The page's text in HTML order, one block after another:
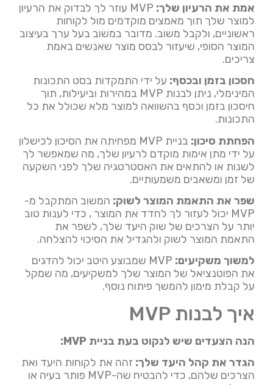
אמת את הרעיון שלך:
MVP עוזר לך לבדוק את הרעיון
למוצר שלך תוך מאמצים מוקדמים מול לקוחות
ראשוניים, ולקבל משוב. מדובר במשוב בעל ערך בעיצוב
המוצר הסופי, שיעזור לבסס מוצר שאנשים באמת
צריכים.
חסכון בזמן ובכסף: על ידי התמקדות בסט התכונות
המינימלי, ניתן לבנות MVP במהירות וביעילות, תוך
חיסכון בזמן וכסף בהשוואה למוצר מלא שכולל את כל
התכונות.
הפחתת סיכון:
בניית MVP מפחיתה את הסיכון לכישלון
על ידי מתן אימות מוקדם לרעיון שלך, מה שמאפשר לך
לשנות או להתאים את האסטרטגיה שלך לפני השקעה
של זמן ומשאבים משמעותיים.
שפר את התאמת המוצר לשוק: המשוב המתקבל מ-
MVP יכול לעזור לך לחדד את המוצר , כדי לענות טוב
יותר על הצרכים של שוק היעד שלך, לשפר את
התאמת המוצר לשוק ולהגדיל את הסיכוי להצלחה.
למשוך משקיעים:
MVP שמבוצע היטב יכול להדגים
את הפוטנציאל של המוצר שלך למשקיעים, מה שמקל
על קבלת מימון להמשך פיתוח נוסף.
איך לבנות MVP
הנה הצעדים שיש לנקוט בעת בניית MVP:
הגדר את קהל היעד שלך: זהה את לקוחות היעד ואת
הצרכים שלהם, כדי להבטיח שה-MVP פותר בעיה או